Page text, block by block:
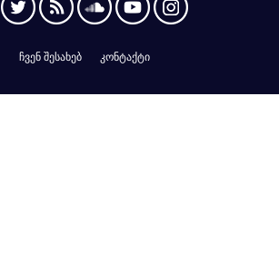
ჩვენ შესახებ კონტაქტი